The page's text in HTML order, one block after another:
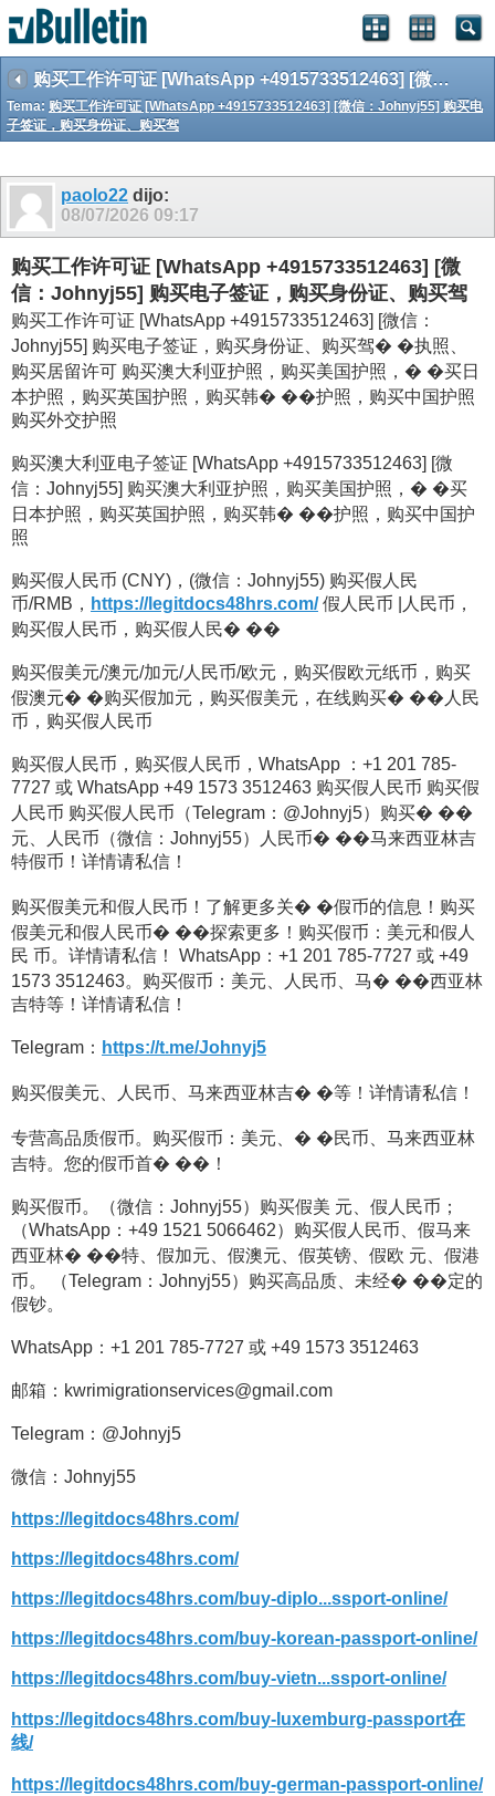
购买工作许可证 [WhatsApp +4915733512463] [微信：Johnyj55] 购买电子签证，购买身份证、购买驾
Tema: 购买工作许可证 [WhatsApp +4915733512463] [微信：Johnyj55] 购买电
子签证，购买身份证、购买驾
paolo22 dijo:
08/07/2026 09:17
购买工作许可证 [WhatsApp +4915733512463] [微
信：Johnyj55] 购买电子签证，购买身份证、购买驾
购买工作许可证 [WhatsApp +4915733512463] [微信：
Johnyj55] 购买电子签证，购买身份证、购买驾� �执照、
购买居留许可 购买澳大利亚护照，购买美国护照，� �买日
本护照，购买英国护照，购买韩� ��护照，购买中国护照
购买外交护照
购买澳大利亚电子签证 [WhatsApp +4915733512463] [微
信：Johnyj55] 购买澳大利亚护照，购买美国护照，� �买
日本护照，购买英国护照，购买韩� ��护照，购买中国护
照
购买假人民币 (CNY)，(微信：Johnyj55) 购买假人民
币/RMB， https://legitdocs48hrs.com/假人民币 |人民币，
购买假人民币，购买假人民� ��
购买假美元/澳元/加元/人民币/欧元，购买假欧元纸币，购买
假澳元� �购买假加元，购买假美元，在线购买� ��人民
币，购买假人民币
购买假人民币，购买假人民币，WhatsApp ：+1 201 785-
7727 或 WhatsApp +49 1573 3512463 购买假人民币 购买假
人民币 购买假人民币（Telegram：@Johnyj5）购买� ��
元、人民币（微信：Johnyj55）人民币� ��马来西亚林吉
特假币！详情请私信！
购买假美元和假人民币！了解更多关� �假币的信息！购买
假美元和假人民币� ��探索更多！购买假币：美元和假人
民 币。详情请私信！ WhatsApp：+1 201 785-7727 或 +49
1573 3512463。购买假币：美元、人民币、马� ��西亚林
吉特等！详情请私信！
Telegram： https://t.me/Johnyj5
购买假美元、人民币、马来西亚林吉� �等！详情请私信！
专营高品质假币。购买假币：美元、� �民币、马来西亚林
吉特。您的假币首� ��！
购买假币。（微信：Johnyj55）购买假美 元、假人民币；
（WhatsApp：+49 1521 5066462）购买假人民币、假马来
西亚林� ��特、假加元、假澳元、假英镑、假欧 元、假港
币。 （Telegram：Johnyj55）购买高品质、未经� ��定的
假钞。
WhatsApp：+1 201 785-7727 或 +49 1573 3512463
邮箱：kwrimigrationservices@gmail.com
Telegram：@Johnyj5
微信：Johnyj55
https://legitdocs48hrs.com/
https://legitdocs48hrs.com/
https://legitdocs48hrs.com/buy-diplo...ssport-online/
https://legitdocs48hrs.com/buy-korean-passport-online/
https://legitdocs48hrs.com/buy-vietn...ssport-online/
https://legitdocs48hrs.com/buy-luxemburg-passport在
线/
https://legitdocs48hrs.com/buy-german-passport-online/